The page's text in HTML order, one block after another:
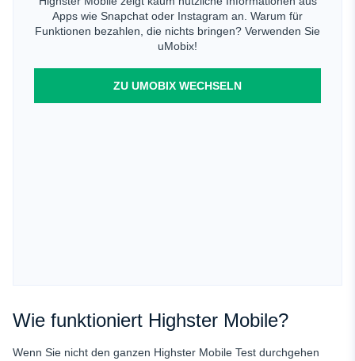
Apps wie Snapchat oder Instagram an. Warum für
Funktionen bezahlen, die nichts bringen? Verwenden Sie
uMobix!
ZU UMOBIX WECHSELN
Wie funktioniert Highster Mobile?
Wenn Sie nicht den ganzen Highster Mobile Test durchgehen